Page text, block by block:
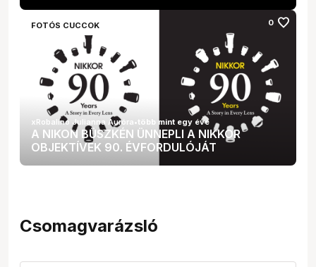
FOTÓS CUCCOK 0 favorite
A NIKON BÜSZKÉN ÜNNEPLI A NIKKOR
OBJEKTÍVEK 90. ÉVFORDULÓJÁT
xRobalino Julianna Auróra•több mint egy éve
Csomagvarázsló